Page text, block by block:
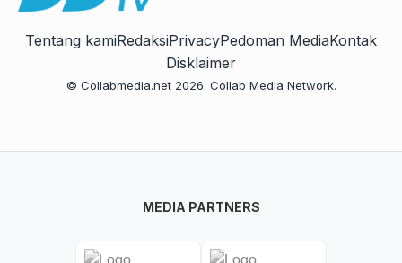
Tentang kamiRedaksiPrivacyPedoman MediaKontak
Disklaimer
© Collabmedia.net 2026. Collab Media Network.
MEDIA PARTNERS